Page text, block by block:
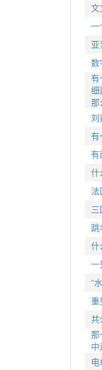
文
一
亚
数
有
细
那
刘
有
有
什
法
三
跳
什
一
“
重
共
那
中
电